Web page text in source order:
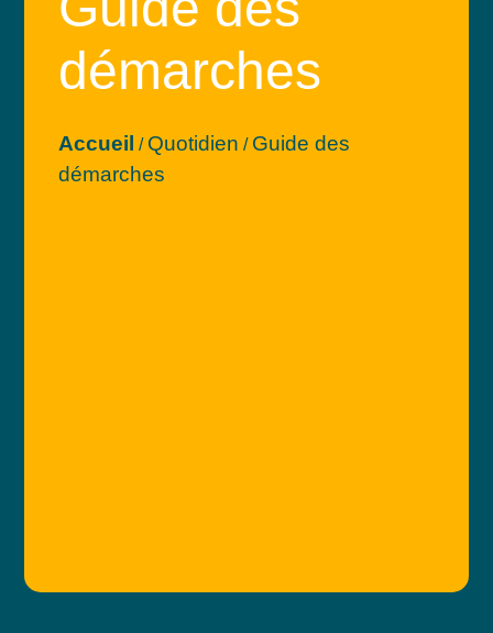
démarches
Accueil / Quotidien / Guide des
démarches